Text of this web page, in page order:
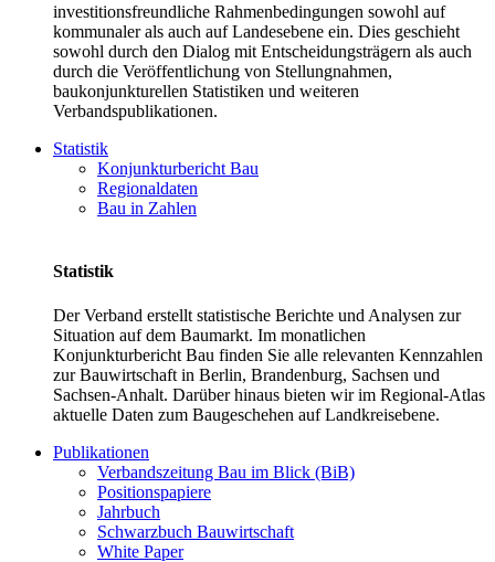
investitionsfreundliche Rahmenbedingungen sowohl auf
kommunaler als auch auf Landesebene ein. Dies geschieht
sowohl durch den Dialog mit Entscheidungsträgern als auch
durch die Veröffentlichung von Stellungnahmen,
baukonjunkturellen Statistiken und weiteren
Verbandspublikationen.
Statistik
Konjunkturbericht Bau
Regionaldaten
Bau in Zahlen
Statistik
Der Verband erstellt statistische Berichte und Analysen zur
Situation auf dem Baumarkt. Im monatlichen
Konjunkturbericht Bau finden Sie alle relevanten Kennzahlen
zur Bauwirtschaft in Berlin, Brandenburg, Sachsen und
Sachsen-Anhalt. Darüber hinaus bieten wir im Regional-Atlas
aktuelle Daten zum Baugeschehen auf Landkreisebene.
Publikationen
Verbandszeitung Bau im Blick (BiB)
Positionspapiere
Jahrbuch
Schwarzbuch Bauwirtschaft
White Paper